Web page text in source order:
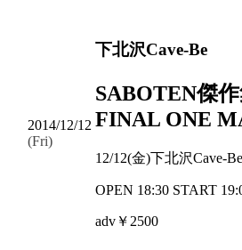
2014/12/12
(Fri)
下北沢Cave-Be
SABOTEN傑
FINAL ONE
12/12(金)下北沢Cave-Be
OPEN 18:30 START
adv￥2500